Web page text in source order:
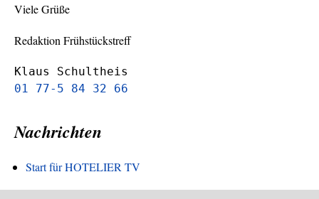
Viele Grüße
Redaktion Frühstückstreff
Klaus Schultheis
01 77-5 84 32 66
Nachrichten
Start für HOTELIER TV